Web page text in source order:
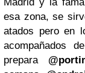
Madrid y la
esa zona, se
atados pero en
acompañados
prepara